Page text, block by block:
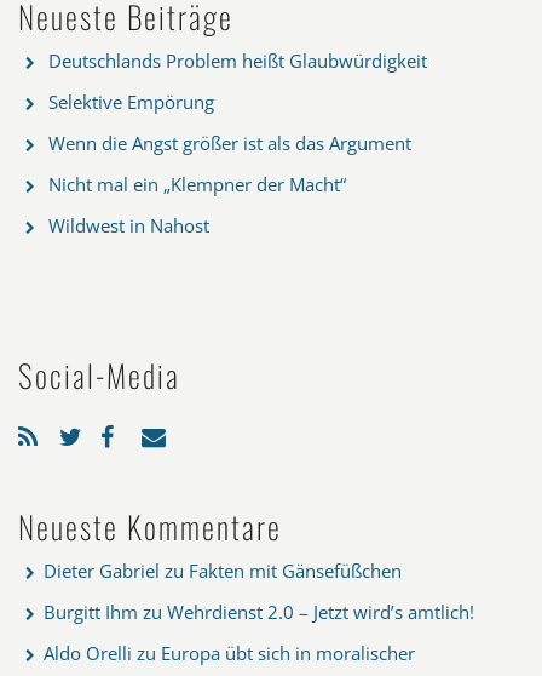
Neueste Beiträge
Deutschlands Problem heißt Glaubwürdigkeit
Selektive Empörung
Wenn die Angst größer ist als das Argument
Nicht mal ein „Klempner der Macht“
Wildwest in Nahost
Social-Media
Neueste Kommentare
Dieter Gabriel zu Fakten mit Gänsefüßchen
Burgitt Ihm zu Wehrdienst 2.0 – Jetzt wird’s amtlich!
Aldo Orelli zu Europa übt sich in moralischer